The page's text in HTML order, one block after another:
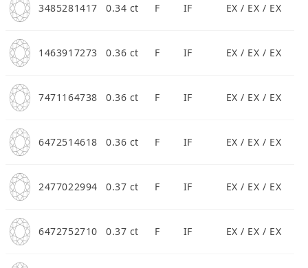
線上購物
LANGUAGE
3485281417 0.34 ct F IF EX / EX / EX
1463917273 0.36 ct F IF EX / EX / EX
7471164738 0.36 ct F IF EX / EX / EX
6472514618 0.36 ct F IF EX / EX / EX
2477022994 0.37 ct F IF EX / EX / EX
6472752710 0.37 ct F IF EX / EX / EX